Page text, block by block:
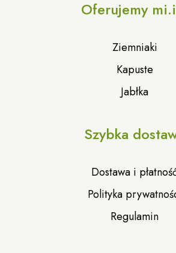
Oferujemy
Ziemniaki
Kapuste
Jabłka
Szybka
Dostawa i
Polityka
Regulamin